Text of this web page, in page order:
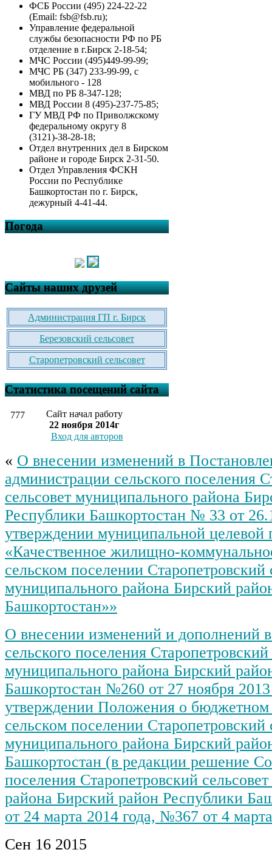
ФСБ России (495) 224-22-22
(Email: fsb@fsb.ru);
Управление федеральной
службы безопасности РФ по РБ
отделение в г.Бирск 2-18-54;
МЧС России (495)449-99-99;
МЧС РБ (347) 233-99-99, с
мобильного - 128
МВД по РБ 8-347-128;
МВД России 8 (495)-237-75-85;
ГУ МВД РФ по Приволжскому
федеральному округу 8
(3121)-38-28-18;
Отдел внутренних дел в Бирском
районе и городе Бирск 2-31-50.
Отдел Управления ФСКН
России по Республике
Башкортостан по г. Бирск,
дежурный 4-41-44.
Погода
Сайты наших друзей
Администрация ГП г. Бирск
Березовский сельсовет
Старопетровский сельсовет
Статистика посещений сайта
777
Сайт начал работу
22 ноября 2014г
Вход для авторов
« О внесении изменений в
администрации сельского поселения
сельсовет муниципального района
Республики Башкортостан № 33 от
утверждении муниципальной целевой
«Качественное жилищно-
сельском поселении Старопетровский
муниципального района Бирский
Башкортостан»»
О внесении изменений и дополнений
сельского поселения Старопетровский
муниципального района Бирский
Башкортостан №260 от 27 ноября
утверждении Положения о бюджетном
сельском поселении Старопетровский
муниципального района Бирский
Башкортостан (в редакции решение
поселения Старопетровский
района Бирский район Республики
от 24 марта 2014 года, №367 от 4
Сен 16 2015